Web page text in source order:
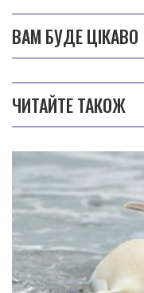
ВАМ БУДЕ ЦІКАВО
ЧИТАЙТЕ ТАКОЖ